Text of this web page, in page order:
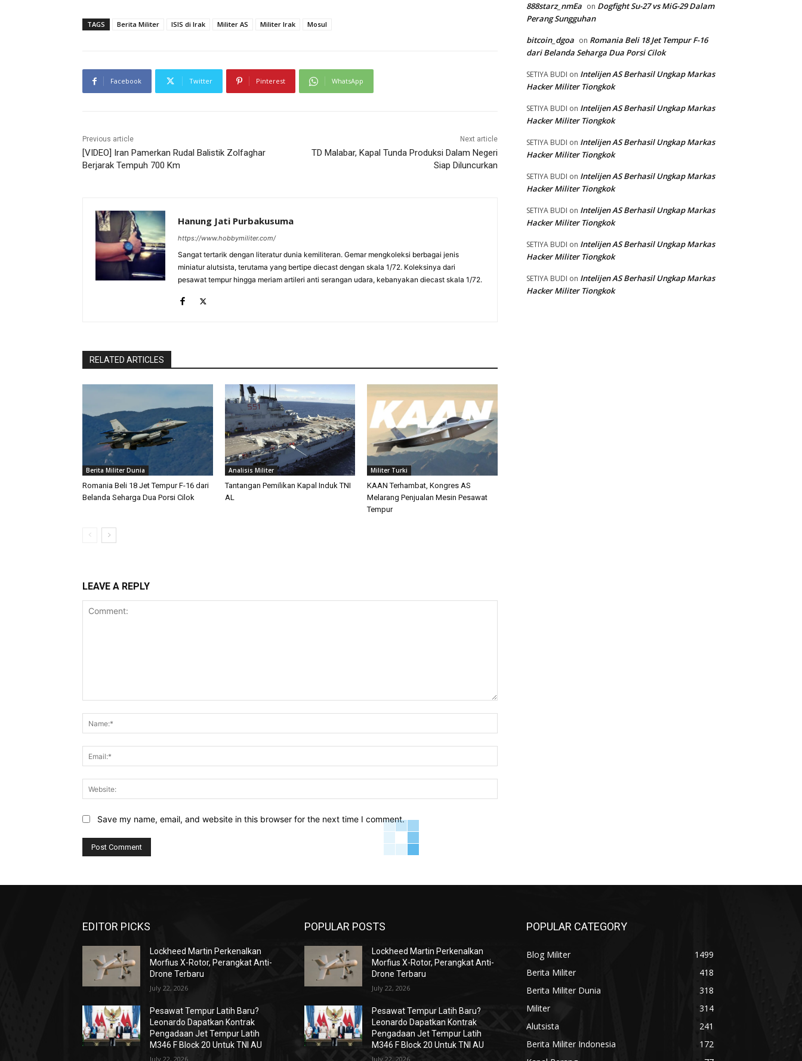
TAGS Berita Militer ISIS di Irak Militer AS Militer Irak Mosul
Facebook Twitter Pinterest WhatsApp
Previous article
[VIDEO] Iran Pamerkan Rudal Balistik Zolfaghar
Berjarak Tempuh 700 Km
Next article
TD Malabar, Kapal Tunda Produksi Dalam Negeri
Siap Diluncurkan
Hanung Jati Purbakusuma
https://www.hobbymiliter.com/
Sangat tertarik dengan literatur dunia kemiliteran. Gemar mengkoleksi berbagai jenis
miniatur alutsista, terutama yang bertipe diecast dengan skala 1/72. Koleksinya dari
pesawat tempur hingga meriam artileri anti serangan udara, kebanyakan diecast skala 1/72.
RELATED ARTICLES
Berita Militer Dunia
Romania Beli 18 Jet Tempur F-16 dari
Belanda Seharga Dua Porsi Cilok
Analisis Militer
Tantangan Pemilikan Kapal Induk TNI
AL
Militer Turki
KAAN Terhambat, Kongres AS
Melarang Penjualan Mesin Pesawat
Tempur
LEAVE A REPLY
Save my name, email, and website in this browser for the next time I comment.
888starz_nmEa on Dogfight Su-27 vs MiG-29 Dalam
Perang Sungguhan
bitcoin_dgoa on Romania Beli 18 Jet Tempur F-16
dari Belanda Seharga Dua Porsi Cilok
SETIYA BUDI on Intelijen AS Berhasil Ungkap Markas
Hacker Militer Tiongkok
SETIYA BUDI on Intelijen AS Berhasil Ungkap Markas
Hacker Militer Tiongkok
SETIYA BUDI on Intelijen AS Berhasil Ungkap Markas
Hacker Militer Tiongkok
SETIYA BUDI on Intelijen AS Berhasil Ungkap Markas
Hacker Militer Tiongkok
SETIYA BUDI on Intelijen AS Berhasil Ungkap Markas
Hacker Militer Tiongkok
SETIYA BUDI on Intelijen AS Berhasil Ungkap Markas
Hacker Militer Tiongkok
SETIYA BUDI on Intelijen AS Berhasil Ungkap Markas
Hacker Militer Tiongkok
EDITOR PICKS
Lockheed Martin Perkenalkan
Morfius X-Rotor, Perangkat Anti-
Drone Terbaru
July 22, 2026
Pesawat Tempur Latih Baru?
Leonardo Dapatkan Kontrak
Pengadaan Jet Tempur Latih
M346 F Block 20 Untuk TNI AU
July 22, 2026
POPULAR POSTS
Lockheed Martin Perkenalkan
Morfius X-Rotor, Perangkat Anti-
Drone Terbaru
July 22, 2026
Pesawat Tempur Latih Baru?
Leonardo Dapatkan Kontrak
Pengadaan Jet Tempur Latih
M346 F Block 20 Untuk TNI AU
July 22, 2026
POPULAR CATEGORY
Blog Militer
1499
Berita Militer
418
Berita Militer Dunia
318
Militer
314
Alutsista
241
Berita Militer Indonesia
172